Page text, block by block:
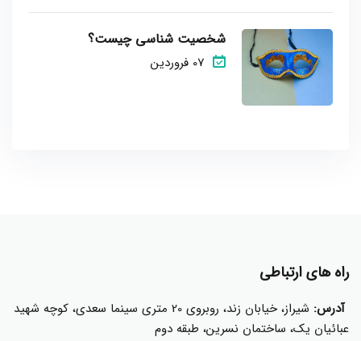
شخصیت شناسی چیست؟
07 فروردین
راه های ارتباطی
آدرس:
شیراز، خیابان زند، روبروی 20 متری سینما سعدی، کوچه شهید
عبائیان یک، ساختمان نسرین، طبقه دوم